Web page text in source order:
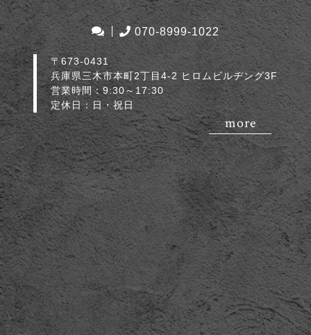
070-8999-1022
〒673-0431
兵庫県三木市本町2丁目4-2 ヒロムビルヂング3F
営業時間：9:30～17:30
定休日：日・祝日
more